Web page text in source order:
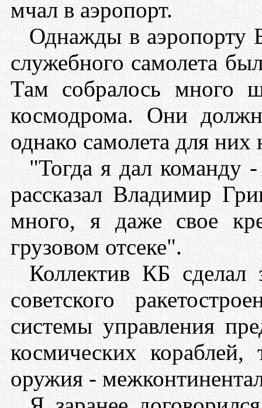
мчал в аэропорт.
Однажды в аэропорту
служебного самолета
Там собралось много
космодрома. Они
однако самолета для них
"Тогда я дал команду
рассказал Владимир
много, я даже свое
грузовом отсеке".
Коллектив КБ сделал
советского
системы управления
космических
оружия -